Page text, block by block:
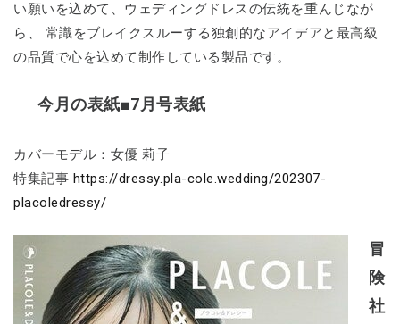
い願いを込めて、ウェディングドレスの伝統を重んじなが
ら、 常識をブレイクスルーする独創的なアイデアと最高級
の品質で心を込めて制作している製品です。
今月の表紙■7月号表紙
カバーモデル：女優 莉子
特集記事 https://dressy.pla-cole.wedding/202307-
placoledressy/
冒
険
社